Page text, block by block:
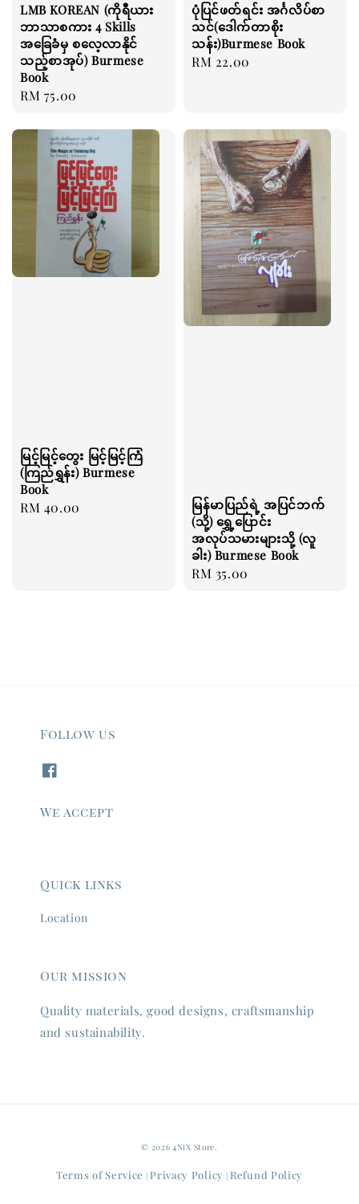
LMB KOREAN (ကိုရီယား
ဘာသာစကား 4 Skills
အခြေခံမှ စလေ့လာနိုင်
သည့်စာအုပ်) Burmese
Book
Regular
RM 75.00
ပုံပြင်ဖတ်ရင်း အင်္ဂလိပ်စာ
သင်(ဒေါက်တာစိုး
သန်း)Burmese Book
Regular
RM 22.00
မြင့်မြင့်တွေး မြင့်မြင့်ကြံ
(ကြည်ရွှန်း) Burmese
Book
Regular
RM 40.00
မြန်မာပြည်ရဲ့ အပြင်ဘက်
(သို့) ရွှေ့ပြောင်း
အလုပ်သမားများသို့ (လူ
ခါး) Burmese Book
Regular
RM 35.00
Follow us
We accept
Quick links
Location
Our mission
Quality materials, good designs, craftsmanship
and sustainability.
© 2026 4NiX Store.
Terms of Service | Privacy Policy | Refund Policy